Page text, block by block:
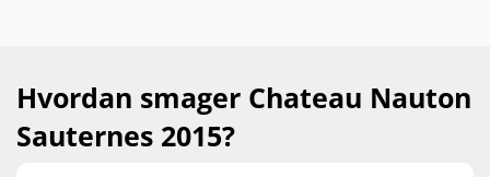
Hvordan smager Chateau Nauton
Sauternes 2015?